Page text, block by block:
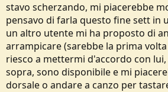
stavo scherzando, mi piacerebbe
pensavo di farla questo fine sett in
un altro utente mi ha proposto di
arrampicare (sarebbe la prima
riesco a mettermi d'accordo con
sopra, sono disponibile e mi
dorsale o andare a canzo per